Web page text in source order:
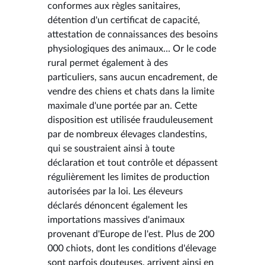
conformes aux règles sanitaires,
détention d'un certificat de capacité,
attestation de connaissances des besoins
physiologiques des animaux... Or le code
rural permet également à des
particuliers, sans aucun encadrement, de
vendre des chiens et chats dans la limite
maximale d'une portée par an. Cette
disposition est utilisée frauduleusement
par de nombreux élevages clandestins,
qui se soustraient ainsi à toute
déclaration et tout contrôle et dépassent
régulièrement les limites de production
autorisées par la loi. Les éleveurs
déclarés dénoncent également les
importations massives d'animaux
provenant d'Europe de l'est. Plus de 200
000 chiots, dont les conditions d'élevage
sont parfois douteuses, arrivent ainsi en